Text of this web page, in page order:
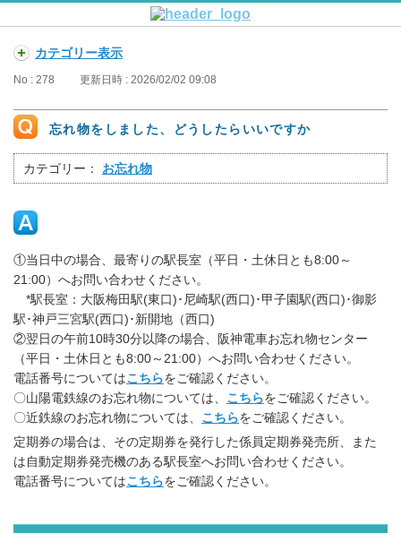
カテゴリー表示
No : 278 更新日時 : 2026/02/02 09:08
忘れ物をしました、どうしたらいいですか
カテゴリー： お忘れ物
①当日中の場合、最寄りの駅長室（平日・土休日とも8:00～
21:00）へお問い合わせください。
*駅長室：大阪梅田駅(東口)･尼崎駅(西口)･甲子園駅(西口)･御影
駅･神戸三宮駅(西口)･新開地（西口)
②翌日の午前10時30分以降の場合、阪神電車お忘れ物センター
（平日・土休日とも8:00～21:00）へお問い合わせください。
電話番号についてはこちらをご確認ください。
〇山陽電鉄線のお忘れ物については、 こちらをご確認ください。
〇近鉄線のお忘れ物については、 こちらをご確認ください。
定期券の場合は、その定期券を発行した係員定期券発売所、また
は自動定期券発売機のある駅長室へお問い合わせください。
電話番号についてはこちらをご確認ください。